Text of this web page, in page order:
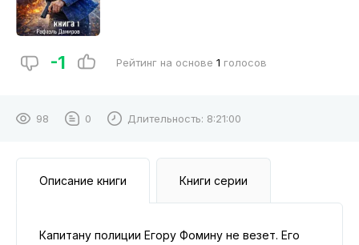
-1 Рейтинг на основе 1 голосов
98 0 Длительность: 8:21:00
Описание книги Книги серии
Капитану полиции Егору Фомину не везет. Его